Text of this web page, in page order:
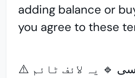
adding balance or
you agree to these
⚠️ اہم رینٹل پالیسی 🔹 یہ لائف ٹائم